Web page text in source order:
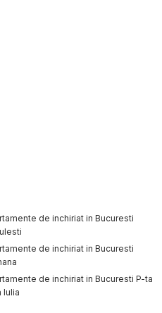
de inchiriat in Bucuresti
de inchiriat in Bucuresti
de inchiriat in Bucuresti P-ta
Iulia